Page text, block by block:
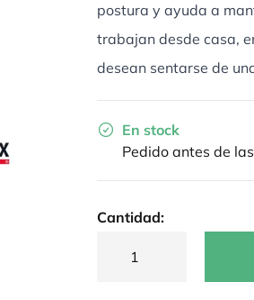
postura y ayuda a
trabajan desde casa,
desean sentarse de
En stock
Pedido antes de
Cantidad: